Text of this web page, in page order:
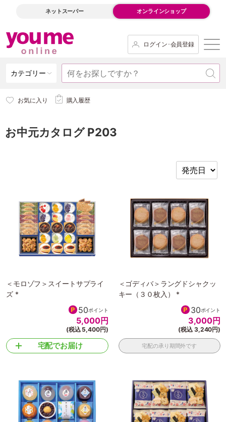
ネットスーパー オンラインショップ
ログイン･会員登録
カテゴリー
お気に入り 購入履歴
お中元カタログ P203
＜モロゾフ＞スイートサプライ
ズ *
50ポイント
5,000円
(税込 5,400円)
宅配でお届け
＜ゴディバ＞ラングドシャクッ
キー（３０枚入） *
30ポイント
3,000円
(税込 3,240円)
宅配の承り期間外です